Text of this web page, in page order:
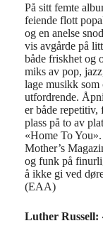
På sitt femte
feiende flott
og en anelse
vis avgårde på
både friskhet og
miks av pop,
lage musikk som
utfordrende.
er både
plass på to av
«Home To
Mother’s
og funk på
å ikke gi ved
(EAA)
Luther Russell: